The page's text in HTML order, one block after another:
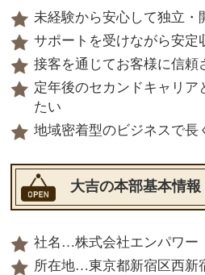
未経験から安心して独立・
サポートを受けながら安定
接客を通じてお客様に信頼
定年後のセカンドキャリア
たい
地域密着型のビジネスで長
大吉の本部基本情報
社名…株式会社エンパワー
所在地…東京都新宿区西新